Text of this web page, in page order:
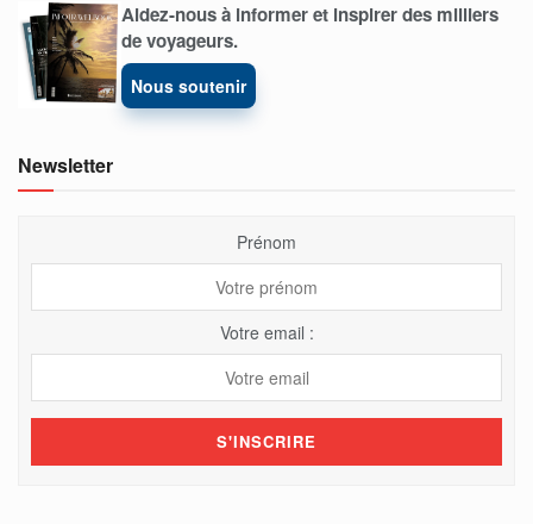
Aidez-nous à informer et inspirer des milliers
de voyageurs.
Nous soutenir
Newsletter
Prénom
Votre email :